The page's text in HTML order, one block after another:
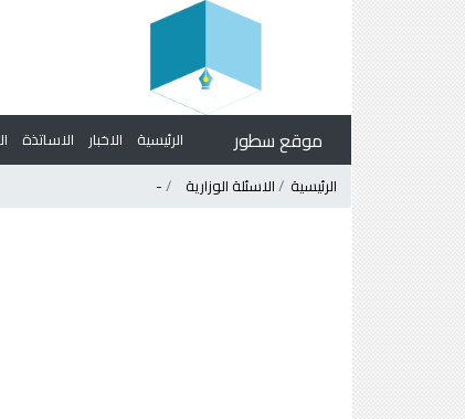
موقع سطور الرئيسية الاخبار الاساتذة
الرئيسية
الاسئلة الوزارية -